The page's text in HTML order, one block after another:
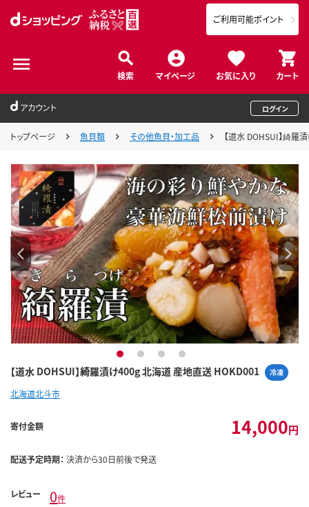
検索 マイページ お気に入り カート
ご利用可能ポイント
アカウント ログイン
トップページ 魚貝類 その他魚貝・加工品 【道水 DOHSUI】綺
【道水 DOHSUI】綺羅漬け400g 北海道 産地直送 HOKD001 冷凍
1 2 3 4
北海道北斗市
寄付金額 14,000円
配送予定時期： 決済から30日前後で発送
レビュー 0件